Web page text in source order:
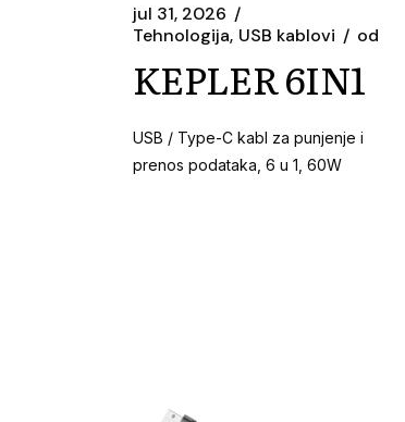
jul 31, 2026
Tehnologija USB kablovi od
KEPLER 6IN1
USB / Type-C kabl za punjenje i
prenos podataka, 6 u 1, 60W